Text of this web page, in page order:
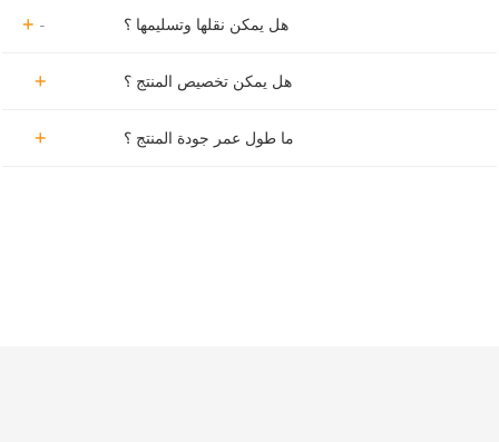
هل يمكن نقلها وتسليمها ؟
هل يمكن تخصيص المنتج ؟
ما طول عمر جودة المنتج ؟